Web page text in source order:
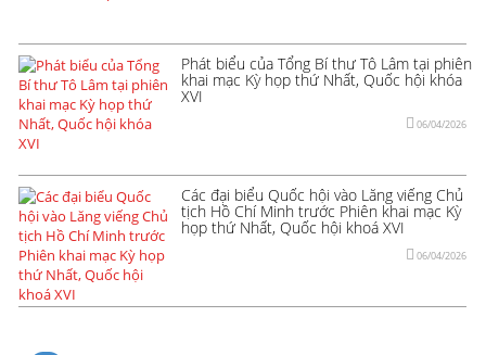
Phát biểu của Tổng Bí thư Tô Lâm tại phiên
khai mạc Kỳ họp thứ Nhất, Quốc hội khóa
XVI
06/04/2026
Các đại biểu Quốc hội vào Lăng viếng Chủ
tịch Hồ Chí Minh trước Phiên khai mạc Kỳ
họp thứ Nhất, Quốc hội khoá XVI
06/04/2026